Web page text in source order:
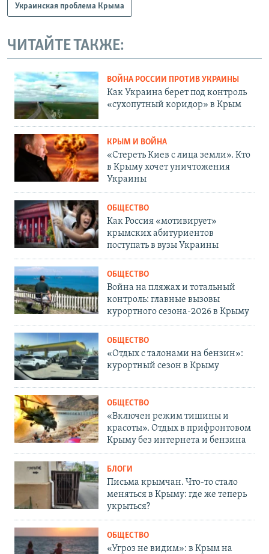
Украинская проблема Крыма
ЧИТАЙТЕ ТАКЖЕ:
ВОЙНА РОССИИ ПРОТИВ УКРАИНЫ
Как Украина берет под контроль
«сухопутный коридор» в Крым
КРЫМ И ВОЙНА
«Стереть Киев с лица земли». Кто
в Крыму хочет уничтожения
Украины
ОБЩЕСТВО
Как Россия «мотивирует»
крымских абитуриентов
поступать в вузы Украины
ОБЩЕСТВО
Война на пляжах и тотальный
контроль: главные вызовы
курортного сезона-2026 в Крыму
ОБЩЕСТВО
«Отдых с талонами на бензин»:
курортный сезон в Крыму
ОБЩЕСТВО
«Включен режим тишины и
красоты». Отдых в прифронтовом
Крыму без интернета и бензина
БЛОГИ
Письма крымчан. Что-то стало
меняться в Крыму: где же теперь
укрыться?
ОБЩЕСТВО
«Угроз не видим»: в Крым на